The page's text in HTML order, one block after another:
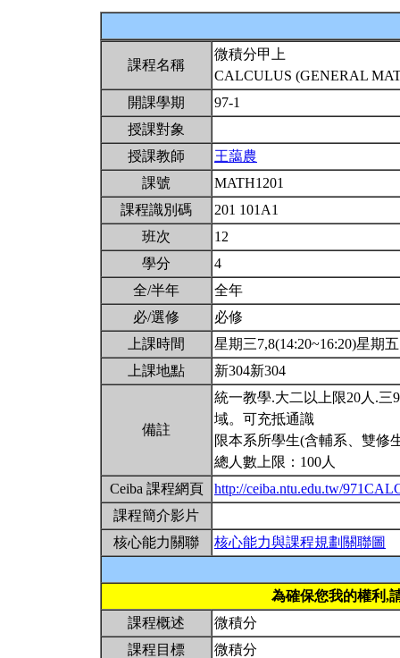
課程名稱
微積分甲上
CALCULUS (GENERAL
開課學期
97-1
授課對象
授課教師
王藹農
課號
MATH1201
課程識別碼
201 101A1
班次
12
學分
4
全/半年
全年
必/選修
必修
上課時間
星期三7,8(14:20~16:20)星期
上課地點
新304新304
備註
統一教學.大二以上限20人.
域。可充抵通識
限本系所學生(含輔系、雙修
總人數上限：100人
Ceiba 課程網頁
http://ceiba.ntu.edu.tw/
課程簡介影片
核心能力關聯
核心能力與課程規劃關聯圖
為確保您我的權利,
課程概述
微積分
課程目標
微積分